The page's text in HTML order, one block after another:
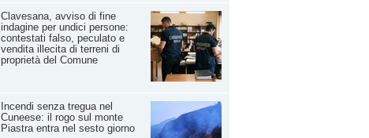
Clavesana, avviso di fine
indagine per undici persone:
contestati falso, peculato e
vendita illecita di terreni di
proprietà del Comune
Incendi senza tregua nel
Cuneese: il rogo sul monte
Piastra entra nel sesto giorno